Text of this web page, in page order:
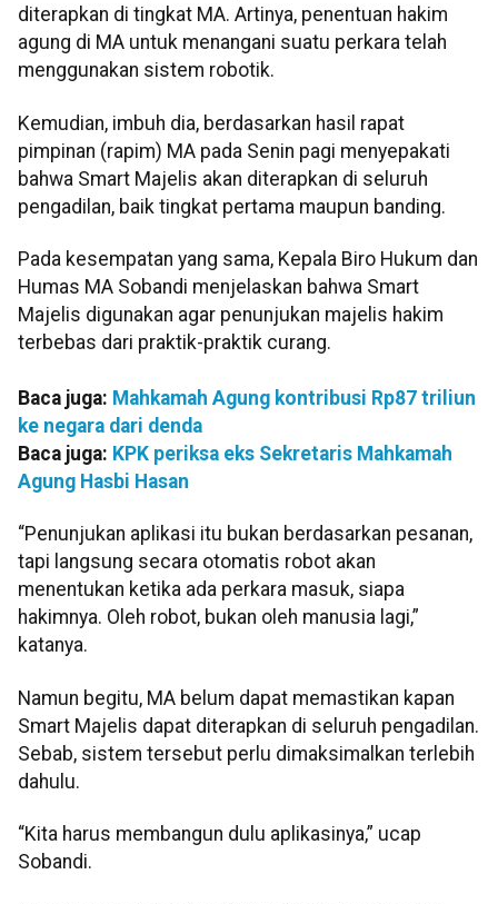
diterapkan di tingkat MA. Artinya, penentuan hakim
agung di MA untuk menangani suatu perkara telah
menggunakan sistem robotik.
Kemudian, imbuh dia, berdasarkan hasil rapat
pimpinan (rapim) MA pada Senin pagi menyepakati
bahwa Smart Majelis akan diterapkan di seluruh
pengadilan, baik tingkat pertama maupun banding.
Pada kesempatan yang sama, Kepala Biro Hukum dan
Humas MA Sobandi menjelaskan bahwa Smart
Majelis digunakan agar penunjukan majelis hakim
terbebas dari praktik-praktik curang.
Baca juga: Mahkamah Agung kontribusi Rp87 triliun
ke negara dari denda
Baca juga: KPK periksa eks Sekretaris Mahkamah
Agung Hasbi Hasan
“Penunjukan aplikasi itu bukan berdasarkan pesanan,
tapi langsung secara otomatis robot akan
menentukan ketika ada perkara masuk, siapa
hakimnya. Oleh robot, bukan oleh manusia lagi,”
katanya.
Namun begitu, MA belum dapat memastikan kapan
Smart Majelis dapat diterapkan di seluruh pengadilan.
Sebab, sistem tersebut perlu dimaksimalkan terlebih
dahulu.
“Kita harus membangun dulu aplikasinya,” ucap
Sobandi.